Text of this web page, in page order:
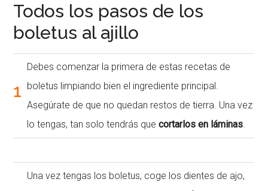
Todos los pasos de los
boletus al ajillo
1
Debes comenzar la primera de estas recetas de
boletus limpiando bien el ingrediente principal.
Asegúrate de que no quedan restos de tierra. Una vez
lo tengas, tan solo tendrás que cortarlos en láminas.
Una vez tengas los boletus, coge los dientes de ajo,